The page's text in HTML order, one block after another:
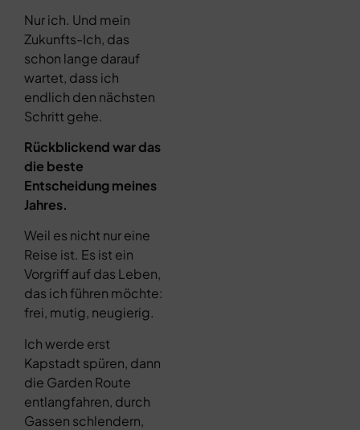
Nur ich. Und mein
Zukunfts-Ich, das
schon lange darauf
wartet, dass ich
endlich den nächsten
Schritt gehe.
Rückblickend war das
die beste
Entscheidung meines
Jahres.
Weil es nicht nur eine
Reise ist. Es ist ein
Vorgriff auf das Leben,
das ich führen möchte:
frei, mutig, neugierig.
Ich werde erst
Kapstadt spüren, dann
die Garden Route
entlangfahren, durch
Gassen schlendern,